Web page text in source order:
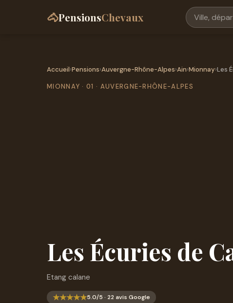
🐴PensionsChevaux
Accueil›Pensions›Auvergne-Rhône-Alpes›Ain›Mionnay›Les
MIONNAY · 01 · AUVERGNE-RHÔNE-ALPES
Les Écuries de
Etang calane
★★★★★5.0/5 · 22 avis Google